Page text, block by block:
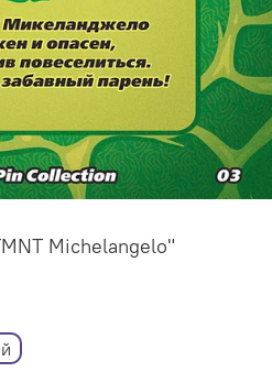
Michelangelo"